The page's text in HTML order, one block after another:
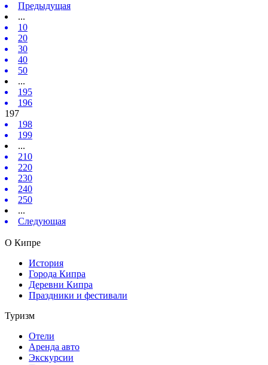
Предыдущая
...
10
20
30
40
50
...
195
196
197
198
199
...
210
220
230
240
250
...
Следующая
О Кипре
История
Города Кипра
Деревни Кипра
Праздники и фестивали
Туризм
Отели
Аренда авто
Экскурсии